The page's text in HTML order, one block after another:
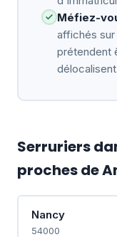
Méfiez-
affichés sur
prétendent
Serruriers
proches de
Nancy
54000